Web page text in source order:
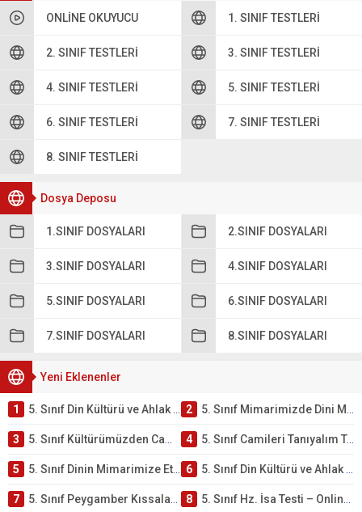
ONLINE OKUYUCU 1. SINIF TESTLERI
2. SINIF TESTLERI 3. SINIF TESTLERI
4. SINIF TESTLERI 5. SINIF TESTLERI
6. SINIF TESTLERI 7. SINIF TESTLERI
8. SINIF TESTLERI
Dosya Deposu
1.SINIF DOSYALARI 2.SINIF DOSYALARI
3.SINIF DOSYALARI 4.SINIF DOSYALARI
5.SINIF DOSYALARI 6.SINIF DOSYALARI
7.SINIF DOSYALARI 8.SINIF DOSYALARI
Yeni Eklenenler
1 5. Sınıf Din Kültürü ve Ahlak Bilgisi 4. Ünite: Mimarimizde Dini Motifler Çalışmaları 2 5. Sınıf Mimarimizde Dini Motifler Ünite Testi – Online Çöz
3 5. Sınıf Kültürümüzden Cami Örnekleri Testi – Online Çöz 4 5. Sınıf Camileri Tanıyalım Testi – Online Çöz
5 5. Sınıf Dinin Mimarimize Etkisi Testi – Online Çöz 6 5. Sınıf Din Kültürü ve Ahlak Bilgisi 4. Ünite: Peygamber Kıssaları Çalışmaları
7 5. Sınıf Peygamber Kıssaları Ünite Testi – Online Çöz 8 5. Sınıf Hz. İsa Testi – Online Çöz